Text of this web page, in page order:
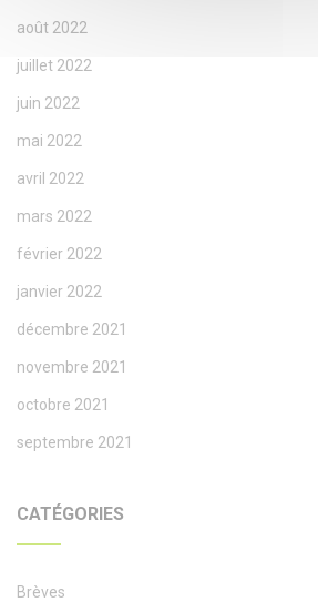
août 2022
juillet 2022
juin 2022
mai 2022
avril 2022
mars 2022
février 2022
janvier 2022
décembre 2021
novembre 2021
octobre 2021
septembre 2021
CATÉGORIES
Brèves